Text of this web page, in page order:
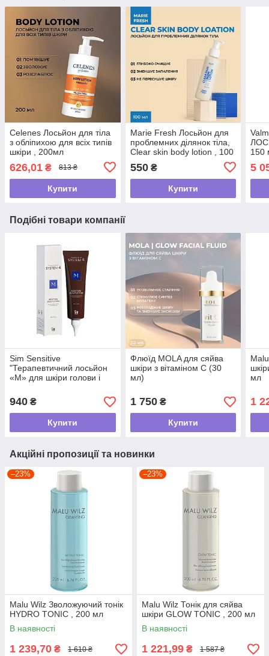
Celenes Лосьйон для тіла
з обліпихою для всіх типів
шкіри , 200мл
626,01 ₴ 813 ₴
Купити
Marie Fresh Лосьйон для
проблемних ділянок тіла,
Clear skin body lotion , 100
550₴
Купити
150
5
Подібні товари компанії
Sim Sensitive
"Терапевтичний лосьйон
«М» для шкіри голови і
Scalp Lotion
940 ₴
Купити
Флюїд MOLA для сяйва
шкіри з вітаміном С (30
мл)
1 750₴
Купити
мл
1
Акційні пропозиції та новинки
–23%
Malu Wilz Зволожуючий тонік
HYDRO TONIC , 200 мл
В наявності
1 239,70 ₴ 1 610 ₴
–23%
Malu Wilz Тонік для сяйва
шкіри GLOW TONIC , 200 мл
В наявності
1 221,99 ₴ 1 587 ₴